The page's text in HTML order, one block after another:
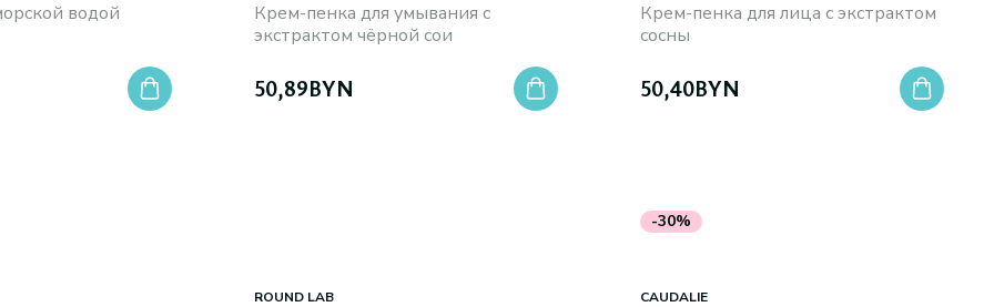
водой
Крем-пенка для умывания с
экстрактом чёрной сои
50,89BYN
Крем-пенка для лица с экстрактом
сосны
50,40BYN
ROUND LAB
-30%
CAUDALIE